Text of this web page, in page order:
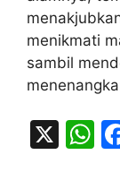
menikmati
sambil
X
W